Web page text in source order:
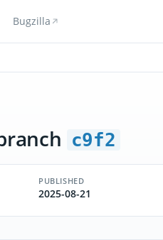
Bugzilla
c9f2
PUBLISHED
2025-08-21